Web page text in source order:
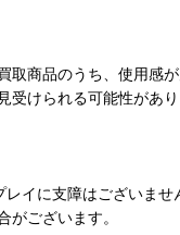
取商品のうち、使用感が
受けられる可能性があり
イに支障はございませ
がございます。